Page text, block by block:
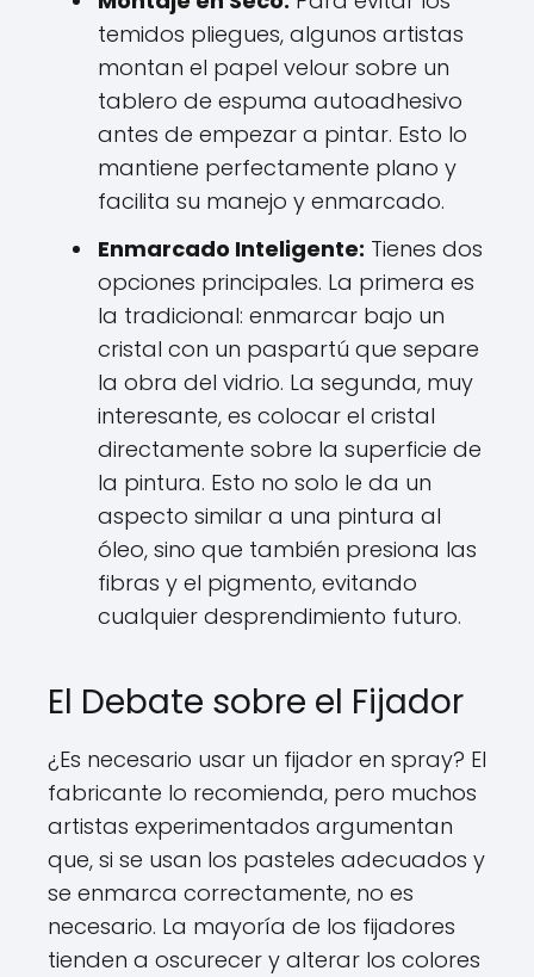
temidos pliegues, algunos artistas
montan el papel velour sobre un
tablero de espuma autoadhesivo
antes de empezar a pintar. Esto lo
mantiene perfectamente plano y
facilita su manejo y enmarcado.
Enmarcado Inteligente: Tienes dos
opciones principales. La primera es
la tradicional: enmarcar bajo un
cristal con un paspartú que separe
la obra del vidrio. La segunda, muy
interesante, es colocar el cristal
directamente sobre la superficie de
la pintura. Esto no solo le da un
aspecto similar a una pintura al
óleo, sino que también presiona las
fibras y el pigmento, evitando
cualquier desprendimiento futuro.
El Debate sobre el Fijador
¿Es necesario usar un fijador en spray? El
fabricante lo recomienda, pero muchos
artistas experimentados argumentan
que, si se usan los pasteles adecuados y
se enmarca correctamente, no es
necesario. La mayoría de los fijadores
tienden a oscurecer y alterar los colores